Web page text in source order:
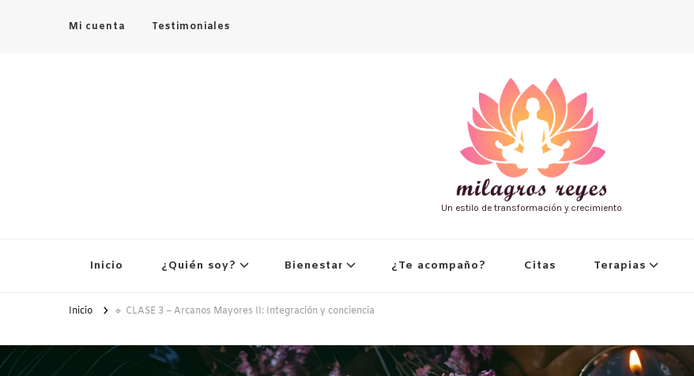
Mi cuenta Testimoniales
Un estilo de transformación y crecimiento
Inicio ¿Quién soy? Bienestar ¿Te acompaño? Citas Terapias
Inicio 🔹 CLASE 3 – Arcanos Mayores II: Integración y conciencia